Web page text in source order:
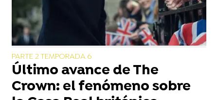
PARTE 2 TEMPORADA 6
Último avance de The
Crown: el fenómeno sobre